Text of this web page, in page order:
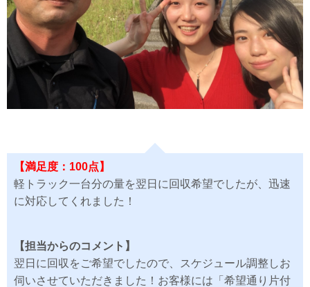
【満足度：100点】
軽トラック一台分の量を翌日に回収希望でしたが、迅速
に対応してくれました！
【担当からのコメント】
翌日に回収をご希望でしたので、スケジュール調整しお
伺いさせていただきました！お客様には「希望通り片付